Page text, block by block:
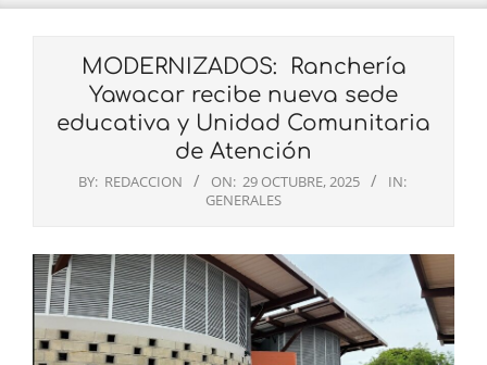
MODERNIZADOS: Ranchería
Yawacar recibe nueva sede
educativa y Unidad Comunitaria
de Atención
BY: REDACCION ON: 29 OCTUBRE, 2025
IN:
GENERALES